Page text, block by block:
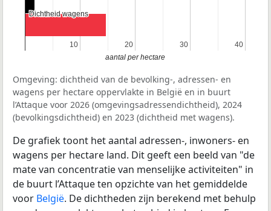
10
10 20
20 30
30 40
40
Dichtheid wagens
Dichtheid wagens
aantal per hectare
Omgeving: dichtheid van de bevolking-, adressen- en
wagens per hectare oppervlakte in België en in buurt
l’Attaque voor 2026 (omgevingsadressendichtheid), 2024
(bevolkingsdichtheid) en 2023 (dichtheid met wagens).
De grafiek toont het aantal adressen-, inwoners- en
wagens per hectare land. Dit geeft een beeld van "de
mate van concentratie van menselijke activiteiten" in
de buurt l’Attaque ten opzichte van het gemiddelde
voor België. De dichtheden zijn berekend met behulp